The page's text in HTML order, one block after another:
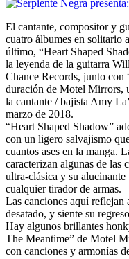
El cantante, compositor y
cuatro álbumes en solitario
último, “Heart Shaped
la leyenda de la guitarra
Chance Records, junto con
duración de Motel Mirrors,
la cantante / bajista Amy
marzo de 2018.
“Heart Shaped Shadow”
con un ligero salvajismo
cuantos ases en la manga.
caracterizan algunas de las
ultra-clásica y su
cualquier tirador de armas.
Las canciones aquí reflejan
desatado, y siente su
Hay algunos brillantes
The Meantime” de Motel
con canciones y armonías